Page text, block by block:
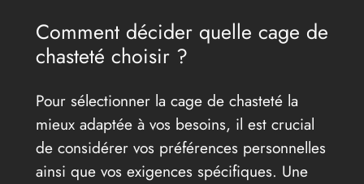
Comment décider quelle cage de
chasteté choisir ?
Pour sélectionner la cage de chasteté la
mieux adaptée à vos besoins, il est crucial
de considérer vos préférences personnelles
ainsi que vos exigences spécifiques. Une